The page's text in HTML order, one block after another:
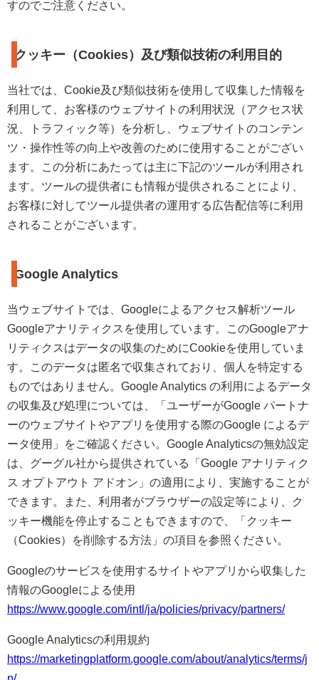
すのでご注意ください。
クッキー（Cookies）及び類似技術の利用目的
当社では、Cookie及び類似技術を使用して収集した情報を
利用して、お客様のウェブサイトの利用状況（アクセス状
況、トラフィック等）を分析し、ウェブサイトのコンテン
ツ・操作性等の向上や改善のために使用することがござい
ます。この分析にあたっては主に下記のツールが利用され
ます。ツールの提供者にも情報が提供されることにより、
お客様に対してツール提供者の運用する広告配信等に利用
されることがございます。
Google Analytics
当ウェブサイトでは、Googleによるアクセス解析ツール
Googleアナリティクスを使用しています。このGoogleアナ
リティクスはデータの収集のためにCookieを使用していま
す。このデータは匿名で収集されており、個人を特定する
ものではありません。Google Analytics の利用によるデータ
の収集及び処理については、「ユーザーがGoogle パートナ
ーのウェブサイトやアプリを使用する際のGoogle によるデ
ータ使用」をご確認ください。Google Analyticsの無効設定
は、グーグル社から提供されている「Google アナリティク
ス オプトアウト アドオン」の適用により、実施することが
できます。また、利用者がブラウザーの設定等により、ク
ッキー機能を停止することもできますので、「クッキー
（Cookies）を削除する方法」の項目を参照ください。
Googleのサービスを使用するサイトやアプリから収集した
情報のGoogleによる使用
https://www.google.com/intl/ja/policies/privacy/partners/
Google Analyticsの利用規約
https://marketingplatform.google.com/about/analytics/terms/j